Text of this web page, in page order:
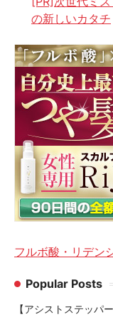
の新しいカタチ
フルボ酸・リデン
Popular Posts
【アシストステッパ